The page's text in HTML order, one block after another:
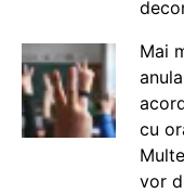
Mai
cu
vor